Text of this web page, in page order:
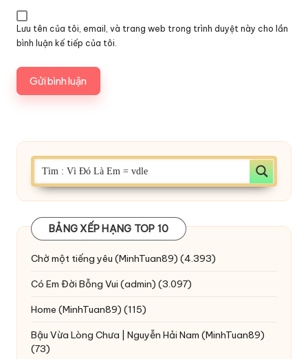
Lưu tên của tôi, email, và trang web trong trình duyệt này cho lần
bình luận kế tiếp của tôi.
BẢNG XẾP HẠNG TOP 10
Chờ một tiếng yêu (MinhTuan89) (4.393)
Có Em Đời Bỗng Vui (admin) (3.097)
Home (MinhTuan89) (115)
Bậu Vừa Lòng Chưa | Nguyễn Hải Nam (MinhTuan89)
(73)